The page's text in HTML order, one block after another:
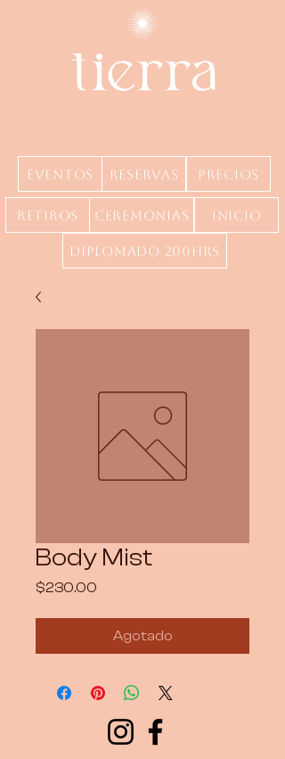
Reservas
Eventos precios
Ceremonias
Retiros inicio
Diplomado 200hrs
Body Mist
$230.00
Agotado